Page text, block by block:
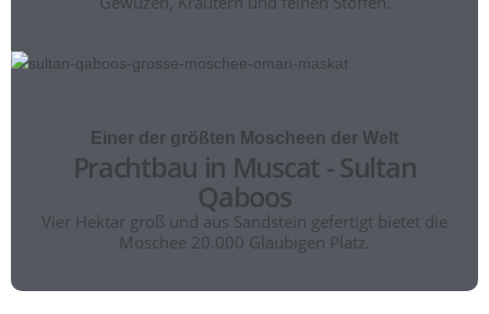
Urlaub im bildschönen Oman ein!
Einer der größten Moscheen der Welt
Prachtbau in Muscat - Sultan
Qaboos
Vier Hektar groß und aus Sandstein gefertigt bietet die
Moschee 20.000 Gläubigen Platz.